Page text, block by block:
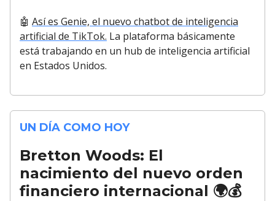
🤖 Así es Genie, el nuevo chatbot de inteligencia
artificial de TikTok. La plataforma básicamente
está trabajando en un hub de inteligencia artificial
en Estados Unidos.
UN DÍA COMO HOY
Bretton Woods: El
nacimiento del nuevo orden
financiero internacional 🌍💰